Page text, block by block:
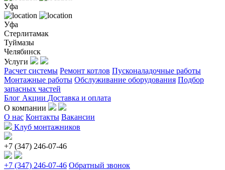
Уфа
Уфа
Стерлитамак
Туймазы
Челябинск
Услуги
Расчет системы Ремонт котлов Пусконаладочные работы
Монтажные работы Обслуживание оборудования Подбор
запасных частей
Блог Акции Доставка и оплата
О компании
О нас Контакты Вакансии
Клуб монтажников
+7 (347) 246-07-46
+7 (347) 246-07-46 Обратный звонок